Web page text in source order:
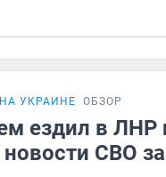
УКРАИНЕ ОБЗОР
ездил в ЛНР
СВО